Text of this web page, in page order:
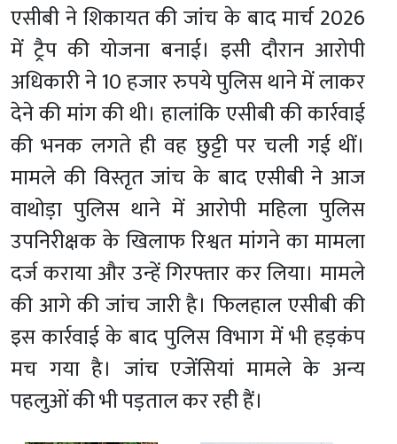
एसीबी ने शिकायत की जांच के बाद मार्च 2026
में ट्रैप की योजना बनाई। इसी दौरान आरोपी
अधिकारी ने 10 हजार रुपये पुलिस थाने में लाकर
देने की मांग की थी। हालांकि एसीबी की कार्रवाई
की भनक लगते ही वह छुट्टी पर चली गई थीं।
मामले की विस्तृत जांच के बाद एसीबी ने आज
वाथोड़ा पुलिस थाने में आरोपी महिला पुलिस
उपनिरीक्षक के खिलाफ रिश्वत मांगने का मामला
दर्ज कराया और उन्हें गिरफ्तार कर लिया। मामले
की आगे की जांच जारी है। फिलहाल एसीबी की
इस कार्रवाई के बाद पुलिस विभाग में भी हड़कंप
मच गया है। जांच एजेंसियां मामले के अन्य
पहलुओं की भी पड़ताल कर रही हैं।